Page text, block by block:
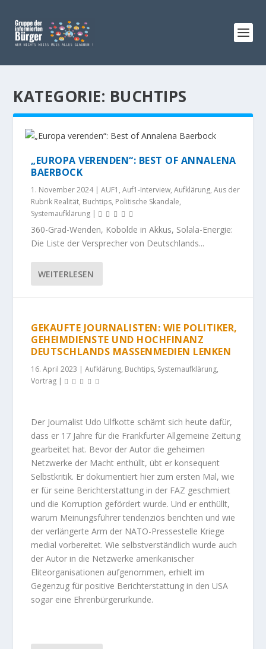
KATEGORIE: BUCHTIPS
„EUROPA VERENDEN“: BEST OF ANNALENA
BAERBOCK
1. November 2024|AUF1 ,Auf1-Interview,Aufklärung,Aus der
Rubrik Realität, Buchtips, Politische Skandale,
Systemaufklärung |
360-Grad-Wenden, Kobolde in Akkus, Solala-Energie:
Die Liste der Versprecher von Deutschlands...
WEITERLESEN
GEKAUFTE JOURNALISTEN: WIE POLITIKER,
GEHEIMDIENSTE UND HOCHFINANZ
DEUTSCHLANDS MASSENMEDIEN LENKEN
16. April 2023 |Aufklärung, Buchtips, Systemaufklärung,
Vortrag |
Der Journalist Udo Ulfkotte schämt sich heute dafür,
dass er 17 Jahre für die Frankfurter Allgemeine Zeitung
gearbeitet hat. Bevor der Autor die geheimen
Netzwerke der Macht enthüllt, übt er konsequent
Selbstkritik. Er dokumentiert hier zum ersten Mal, wie
er für seine Berichterstattung in der FAZ geschmiert
und die Korruption gefördert wurde. Und er enthüllt,
warum Meinungsführer tendenziös berichten und wie
der verlängerte Arm der NATO-Pressestelle Kriege
medial vorbereitet. Wie selbstverständlich wurde auch
der Autor in die Netzwerke amerikanischer
Eliteorganisationen aufgenommen, erhielt im
Gegenzug für positive Berichterstattung in den USA
sogar eine Ehrenbürgerurkunde.